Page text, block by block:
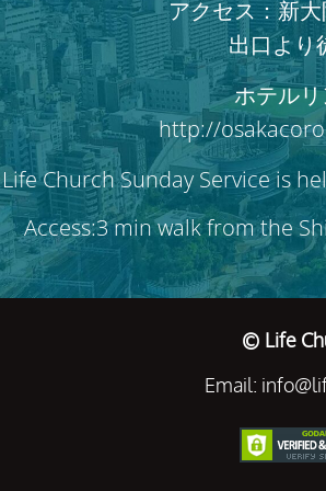
アクセス：新
出口より
ホテル
http://
Life Church Sunday Service is
Access:3 min walk from the
© Life
Email: